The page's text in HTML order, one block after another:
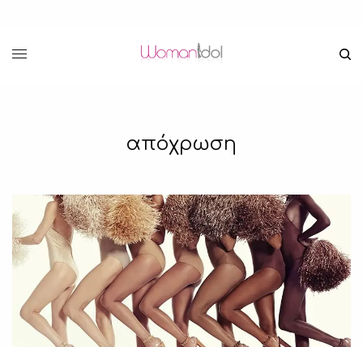
απόχρωση